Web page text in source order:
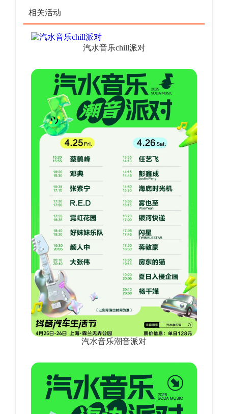
相关活动
汽水音乐chill派对
汽水音乐潮音派对